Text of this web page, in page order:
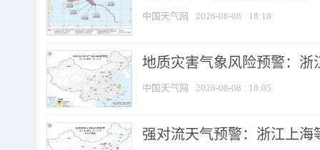
中国天气网 2026-08-08 18:18
地质灾害气象风险预警：
中国天气网 2026-08-08 18:05
强对流天气预警：浙江上海